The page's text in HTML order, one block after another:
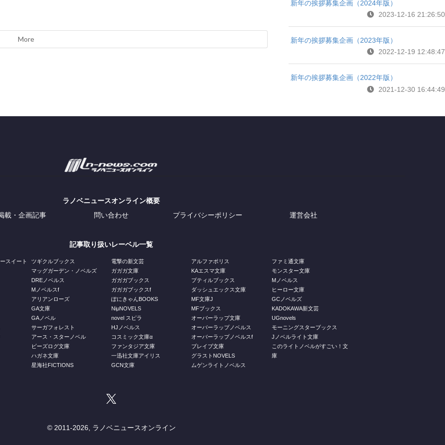
More
新年の挨拶募集企画（2024年版）
2023-12-16 21:26:50
新年の挨拶募集企画（2023年版）
2022-12-19 12:48:47
新年の挨拶募集企画（2022年版）
2021-12-30 16:44:49
ラノベニュースオンライン概要
載・企画記事 問い合わせ プライバシーポリシー 運営会社
記事取り扱いレーベル一覧
スイート
ツギクルブックス
マッグガーデン・ノベルズ
DREノベルス
Mノベルスf
アリアンローズ
GA文庫
GAノベル
サーガフォレスト
アース・スターノベル
ビーズログ文庫
ハガネ文庫
星海社FICTIONS
電撃の新文芸
ガガガ文庫
ガガガブックス
ガガガブックスf
ぽにきゃんBOOKS
NiμNOVELS
novel スピラ
HJノベルス
コスミック文庫α
ファンタジア文庫
一迅社文庫アイリス
GCN文庫
アルファポリス
KAエスマ文庫
プティルブックス
ダッシュエックス文庫
MF文庫J
MFブックス
オーバーラップ文庫
オーバーラップノベルス
オーバーラップノベルスf
ブレイブ文庫
グラストNOVELS
ムゲンライトノベルス
ファミ通文庫
モンスター文庫
Mノベルス
ヒーロー文庫
GCノベルズ
KADOKAWA新文芸
UGnovels
モーニングスターブックス
Jノベルライト文庫
このライトノベルがすごい！文
庫
© 2011-2026, ラノベニュースオンライン